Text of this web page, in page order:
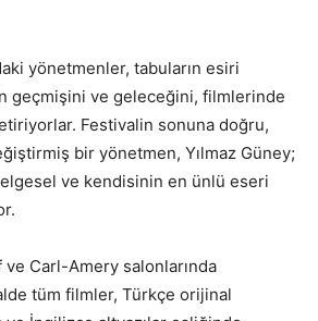
yönetmenler, tabuların esiri
geçmişini ve geleceğini, filmlerinde
Festivalin sonuna doğru,
bir yönetmen, Yılmaz Güney;
ve kendisinin en ünlü eseri
ve Carl-Amery salonlarında
tüm filmler, Türkçe orijinal